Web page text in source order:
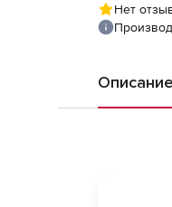
Нет
Описание